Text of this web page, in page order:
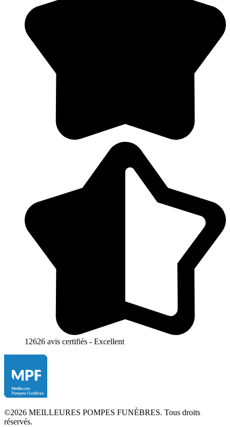
12626 avis certifiés - Excellent
©2026 MEILLEURES POMPES FUNÈBRES. Tous droits
réservés.